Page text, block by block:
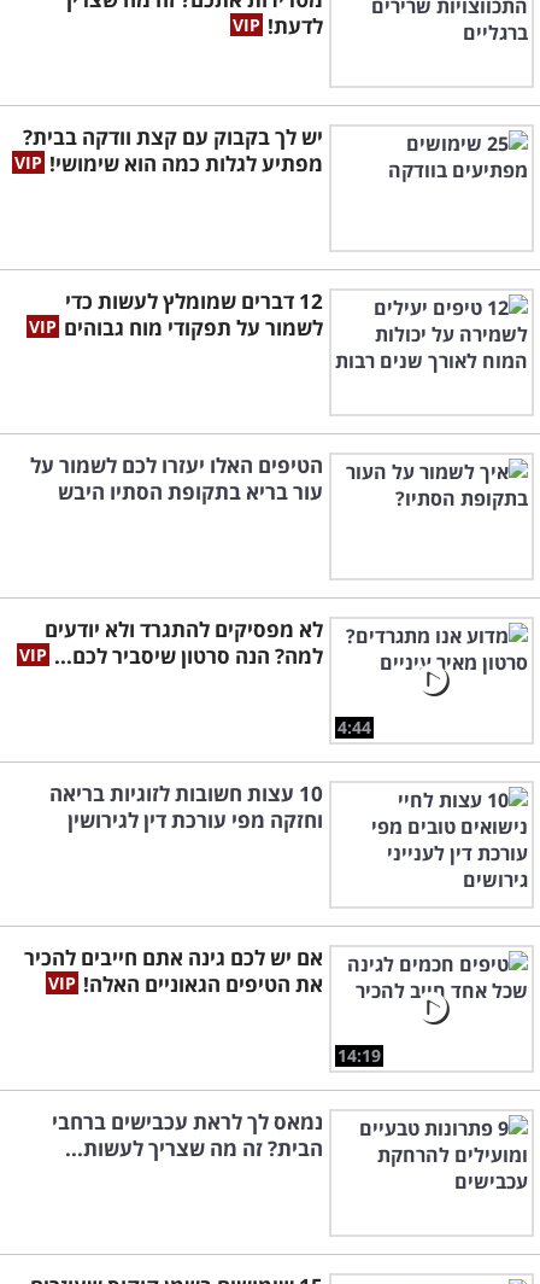
לדעת!
יש לך בקבוק עם קצת וודקה בבית?
מפתיע לגלות כמה הוא שימושי!
12 דברים שמומלץ לעשות כדי
לשמור על תפקודי מוח גבוהים
הטיפים האלו יעזרו לכם לשמור על
עור בריא בתקופת הסתיו היבש
4:44
לא מפסיקים להתגרד ולא יודעים
למה? הנה סרטון שיסביר לכם...
10 עצות חשובות לזוגיות בריאה
וחזקה מפי עורכת דין לגירושין
14:19
אם יש לכם גינה אתם חייבים להכיר
את הטיפים הגאוניים האלה!
נמאס לך לראת עכבישים ברחבי
הבית? זה מה שצריך לעשות...